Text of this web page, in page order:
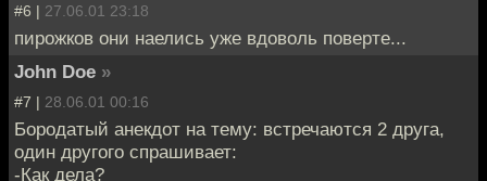
#6 | 27.06.01 23:18
пирожков они наелись уже вдоволь поверте...
John Doe »
#7 | 28.06.01 00:16
Бородатый анекдот на тему: встречаются 2 друга,
один другого спрашивает:
-Как дела?